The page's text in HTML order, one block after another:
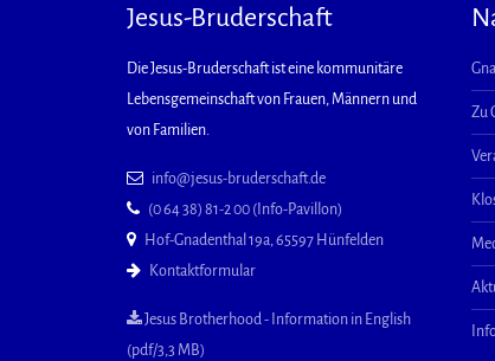
Jesus-Bruderschaft
Die Jesus-Bruderschaft ist eine kommunitäre
Lebensgemeinschaft von Frauen, Männern und
von Familien.
info@jesus-bruderschaft.de
(0 64 38) 81-2 00 (Info-Pavillon)
Hof-Gnadenthal 19a, 65597 Hünfelden
Kontaktformular
Jesus Brotherhood - Information in English
(pdf/3,3 MB)
Zu